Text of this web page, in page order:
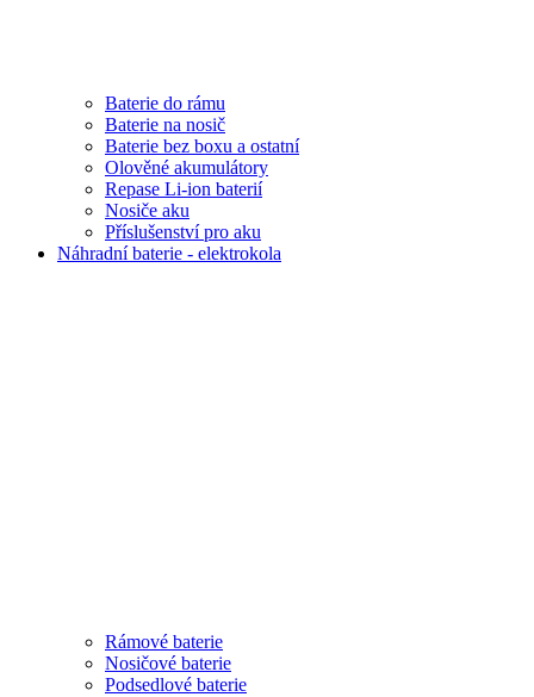
Baterie do rámu
Baterie na nosič
Baterie bez boxu a ostatní
Olověné akumulátory
Repase Li-ion baterií
Nosiče aku
Příslušenství pro aku
Náhradní baterie - elektrokola
Rámové baterie
Nosičové baterie
Podsedlové baterie